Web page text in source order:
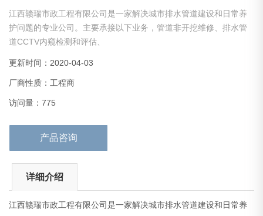
江西赣瑞市政工程有限公司是一家解决城市排水管道建设和日常养
护问题的专业公司。主要承接以下业务，管道非开挖维修、排水管
道CCTV内窥检测和评估、
水管网检测及维护、管道养护和沉管抢修、泵站清捞。
公司是通过注册、许可经营的正规大型疏通清洗工程公司；公司经
过多年发展壮大，现已拥有先进高压水射流清洗车数辆及各种高科
依托英雄城市-
更新时间：2020-04-03
厂商性质：工程商
访问量：775
产品咨询
详细介绍
江西赣瑞市政工程有限公司是一家解决城市排水管道建设和日常养